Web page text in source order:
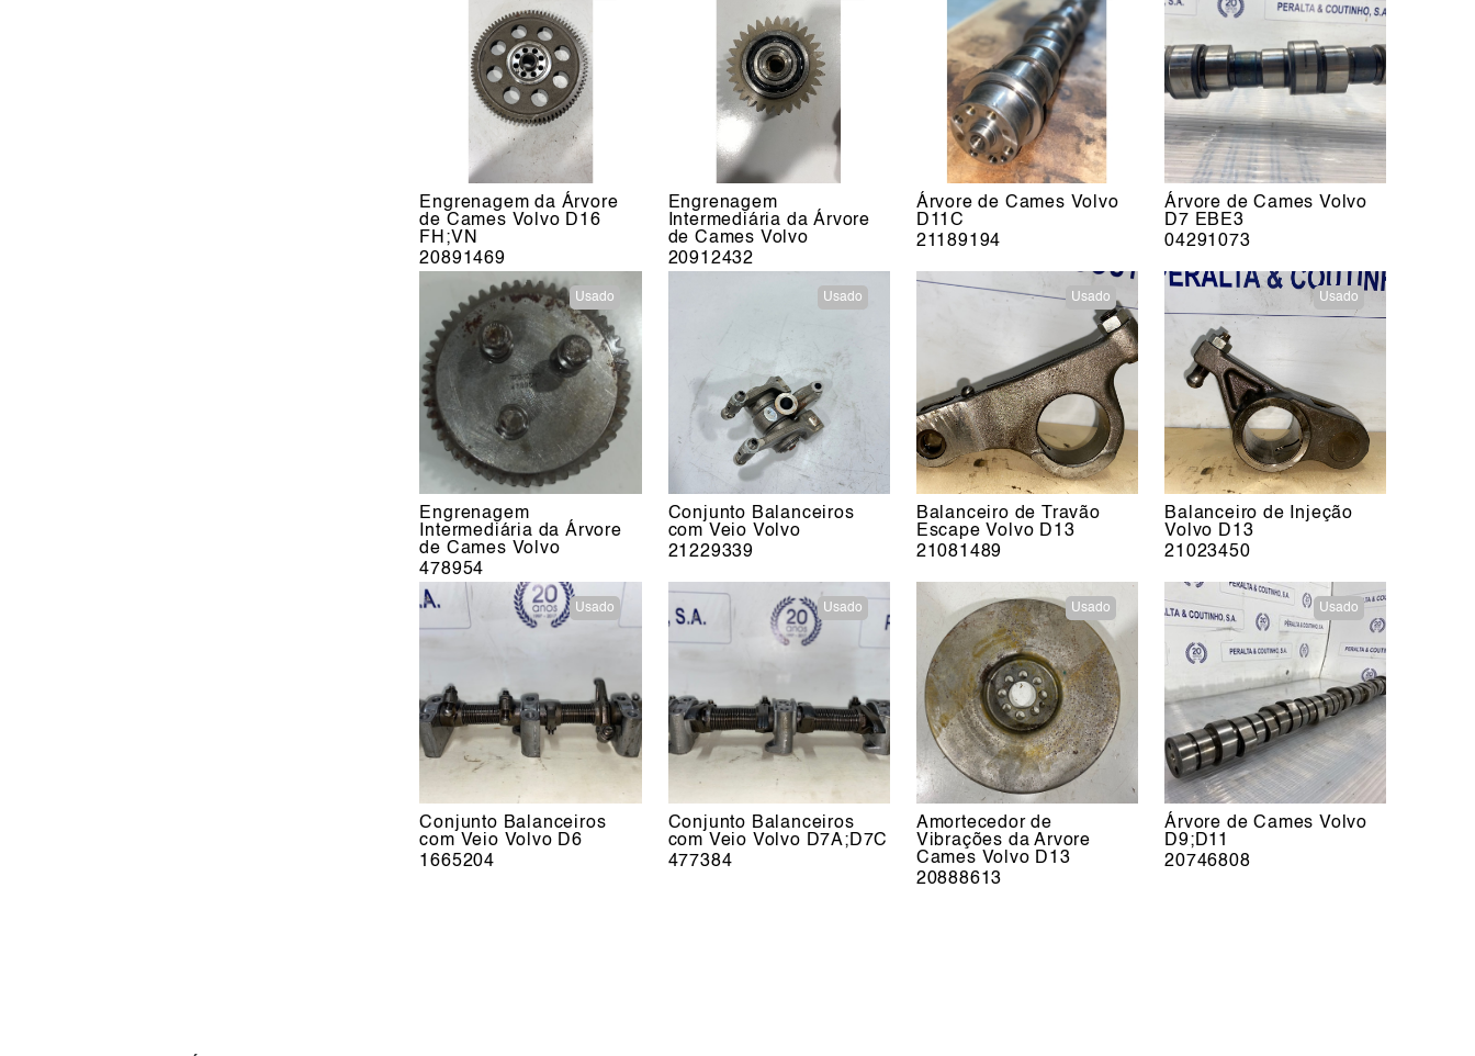
Engrenagem da Árvore
de Cames Volvo D16
FH;VN
20891469
Engrenagem
Intermediária da Árvore
de Cames Volvo
20912432
Árvore de Cames Volvo
D11C
21189194
Árvore de Cames Volvo
D7 EBE3
04291073
Usado
Engrenagem
Intermediária da Árvore
de Cames Volvo
478954
Usado
Conjunto Balanceiros
com Veio Volvo
21229339
Usado
Balanceiro de Travão
Escape Volvo D13
21081489
Usado
Balanceiro de Injeção
Volvo D13
21023450
Usado
Conjunto Balanceiros
com Veio Volvo D6
1665204
Usado
Conjunto Balanceiros
com Veio Volvo D7A;D7C
477384
Usado
Amortecedor de
Vibrações da Arvore
Cames Volvo D13
20888613
Usado
Árvore de Cames Volvo
D9;D11
20746808